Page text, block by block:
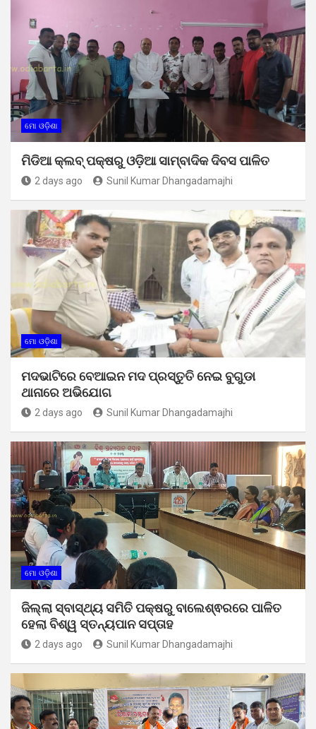
ମୋ ଓଡ଼ିଶା
ମିଡିଆ କ୍ଲବ୍ ପକ୍ଷରୁ ଓଡ଼ିଆ ସାମ୍ବାଦିକ ଦିବସ ପାଳିତ
2 days ago Sunil Kumar Dhangadamajhi
ମୋ ଓଡ଼ିଶା
ମଦଭାଟିରେ ବେଆଇନ ମଦ ପ୍ରସ୍ତୁତି ନେଇ ବୁଗୁଡା
ଥାନାରେ ଅଭିଯୋଗ
2 days ago Sunil Kumar Dhangadamajhi
ମୋ ଓଡ଼ିଶା
ଜିଲ୍ଲା ସ୍ବାସ୍ଥ୍ୟ ସମିତି ପକ୍ଷରୁ ବାଲେଶ୍ଵରରେ ପାଳିତ
ହେଲା ବିଶ୍ୱ ସ୍ତନ୍ୟପାନ ସପ୍ତାହ
2 days ago Sunil Kumar Dhangadamajhi